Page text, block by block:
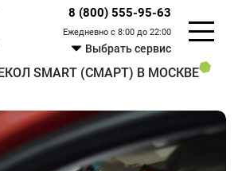
8 (800) 555-95-63
Ежедневно с 8:00 до 22:00
Выбрать сервис
SMART (СМАРТ) В МОСКВЕ